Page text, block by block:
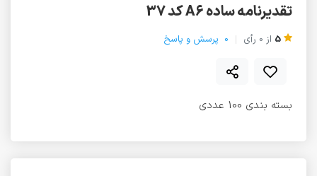
تقدیرنامه ساده A6 کد 37
5 از 0 رأی 0 پرسش و پاسخ
بسته بندی 100 عددی